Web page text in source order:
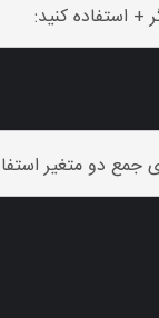
+ استفاده کنید:
جمع دو متغیر